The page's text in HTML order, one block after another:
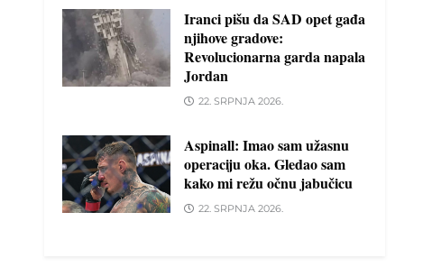
Iranci pišu da SAD opet gađa
njihove gradove:
Revolucionarna garda napala
Jordan
22. SRPNJA 2026.
Aspinall: Imao sam užasnu
operaciju oka. Gledao sam
kako mi režu očnu jabučicu
22. SRPNJA 2026.